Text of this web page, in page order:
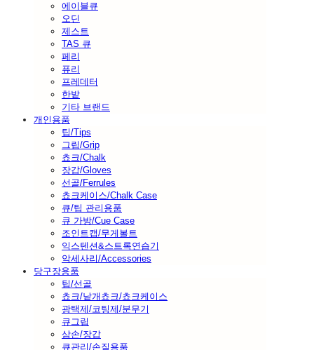
에이블큐
오딘
제스트
TAS 큐
페리
퓨리
프레데터
한밭
기타 브랜드
개인용품
팁/Tips
그립/Grip
쵸크/Chalk
장갑/Gloves
선골/Ferrules
쵸크케이스/Chalk Case
큐/팁 관리용품
큐 가방/Cue Case
조인트캡/무게볼트
익스텐션&스트록연습기
악세사리/Accessories
당구장용품
팁/선골
쵸크/낱개쵸크/쵸크케이스
광택제/코팅제/분무기
큐그립
삼손/장갑
큐관리/손질용품